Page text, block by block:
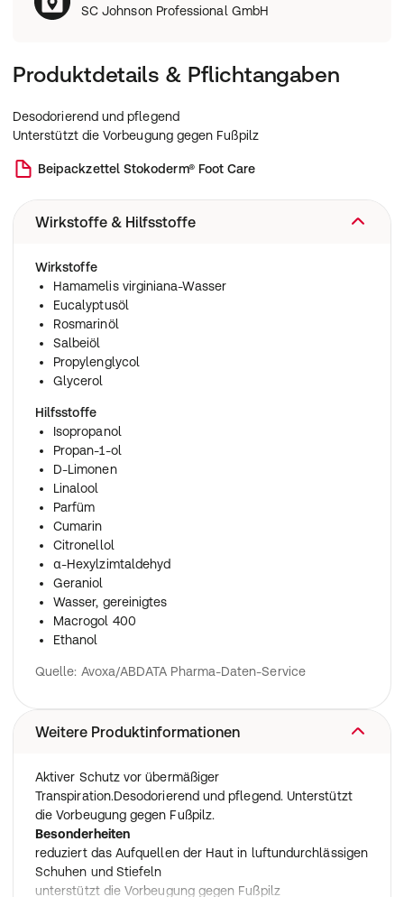
SC Johnson Professional GmbH
Produktdetails & Pflichtangaben
Desodorierend und pflegend
Unterstützt die Vorbeugung gegen Fußpilz
Beipackzettel Stokoderm® Foot Care
Wirkstoffe & Hilfsstoffe
Wirkstoffe
Hamamelis virginiana-Wasser
Eucalyptusöl
Rosmarinöl
Salbeiöl
Propylenglycol
Glycerol
Hilfsstoffe
Isopropanol
Propan-1-ol
D-Limonen
Linalool
Parfüm
Cumarin
Citronellol
α-Hexylzimtaldehyd
Geraniol
Wasser, gereinigtes
Macrogol 400
Ethanol
Quelle: Avoxa/ABDATA Pharma-Daten-Service
Weitere Produktinformationen
Aktiver Schutz vor übermäßiger
Transpiration.Desodorierend und pflegend. Unterstützt
die Vorbeugung gegen Fußpilz.
Besonderheiten
reduziert das Aufquellen der Haut in luftundurchlässigen
Schuhen und Stiefeln
unterstützt die Vorbeugung gegen Fußpilz